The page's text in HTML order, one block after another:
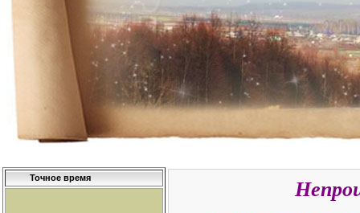
Точное время